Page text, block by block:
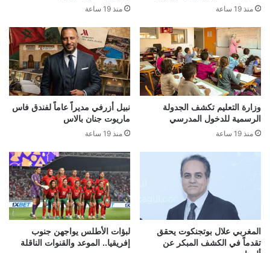
منذ 19 ساعة منذ 19 ساعة
وزارة التعليم تكشف الجدولة
الرسمية للدخول المدرسي
منذ 19 ساعة
نبيل أزرفي مديراً عاماً لفندق فاس
ماريوت جنان بالاس
منذ 19 ساعة
المغربي علال بوتجنكوت يحقق
تقدماً في الكشف المبكر عن
لبؤات الأطلس يواجهن جنوب
إفريقيا.. الموعد والقنوات الناقلة